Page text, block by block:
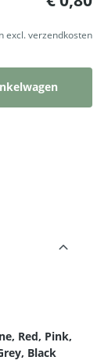
excl. verzendkosten
Voer de
Red, Pink,
Black